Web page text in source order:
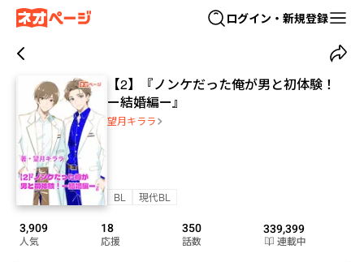
ログイン・新規登録
【2】『ノンケだった俺が男と初体験！
ー結婚編ー』
望月キララ
BL 現代BL
3,909
人気
18
応援
350
話数
339,399
連載中